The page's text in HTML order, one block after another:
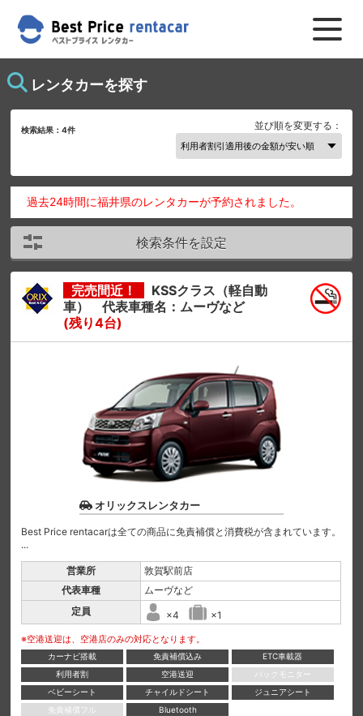
レンタカーを探す
検索結果：4件 並び順を変更する：
過去24時間に福井県のレンタカーが予約されました。
検索条件を設定
完売間近！
KSSクラス（軽自動
車） 代表車種名：ムーヴなど
(残り4台)
オリックスレンタカー
Best Price rentacarは全ての商品に免責補償と消費税が含まれています。
...
営業所
敦賀駅前店
代表車種
ムーヴなど
定員
×4 ×1
※空港送迎は、空港店のみの対応となります。
カーナビ搭載 免責補償込み
ETC車載器
利用者割
空港送迎
バックモニター
ベビーシート
チャイルドシート
ジュニアシート
免責補償フル
Bluetooth